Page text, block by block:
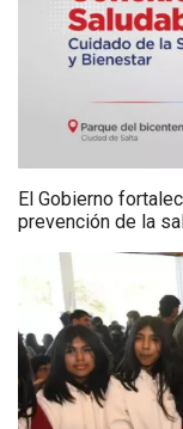
El Gobierno
prevención de la